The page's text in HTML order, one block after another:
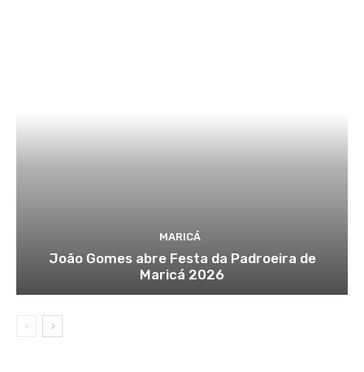
MARICÁ
João Gomes abre Festa da Padroeira de
Maricá 2026